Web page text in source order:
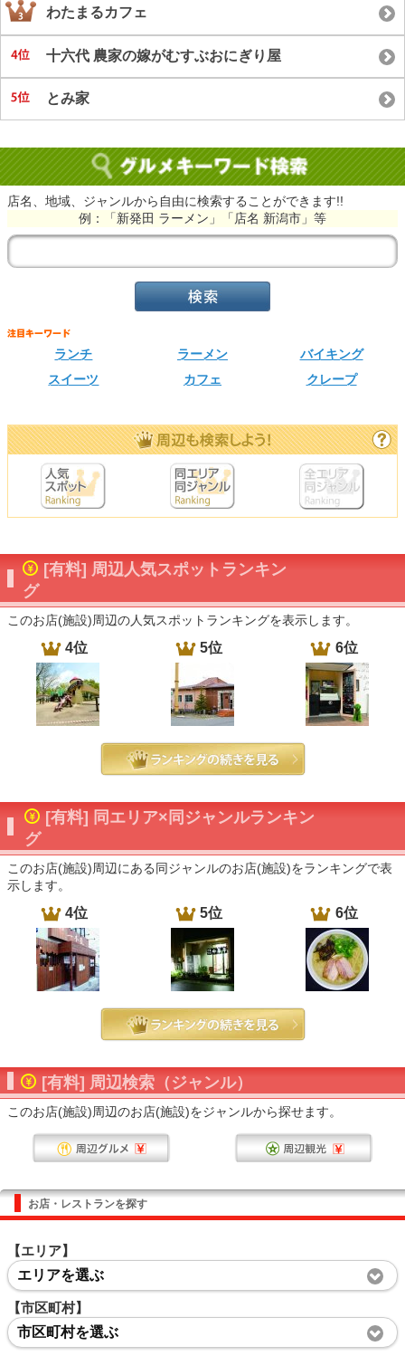
わたまるカフェ
十六代 農家の嫁がむすぶおにぎり屋
とみ家
店名、地域、ジャンルから自由に検索することができます!!
例：「新発田 ラーメン」「店名 新潟市」等
ランチ ラーメン
バイキング
スイーツ
カフェ クレープ
[有料] 周辺人気スポットランキン
グ
このお店(施設)周辺の人気スポットランキングを表示します。
4位 5位 6位
[有料] 同エリア×同ジャンルランキン
グ
このお店(施設)周辺にある同ジャンルのお店(施設)をランキングで表
示します。
4位 5位 6位
[有料] 周辺検索（ジャンル）
このお店(施設)周辺のお店(施設)をジャンルから探せます。
お店・レストランを探す
【エリア】
エリアを選ぶ
【市区町村】
市区町村を選ぶ